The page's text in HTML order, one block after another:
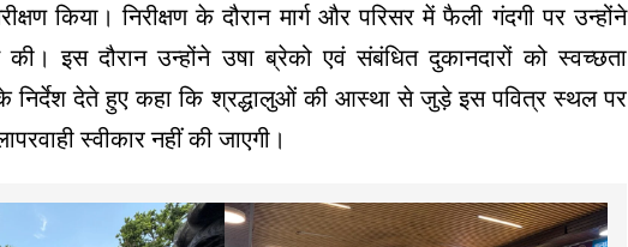
किया। निरीक्षण के दौरान मार्ग और परिसर में फैली गंदगी पर उन्होंने
की। इस दौरान उन्होंने उषा ब्रेको एवं संबंधित दुकानदारों को स्वच्छता
निर्देश देते हुए कहा कि श्रद्धालुओं की आस्था से जुड़े इस पवित्र स्थल पर
स्वीकार नहीं की जाएगी।